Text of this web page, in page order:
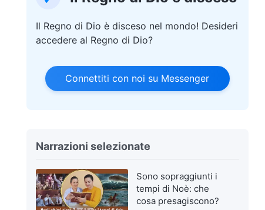
Il Regno di Dio è disceso nel mondo! Desideri
accedere al Regno di Dio?
Connettiti con noi su Messenger
Narrazioni selezionate
Sono sopraggiunti i
tempi di Noè: che
cosa presagiscono?